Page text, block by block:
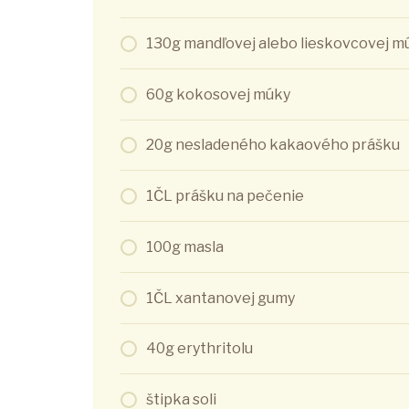
130g mandľovej alebo lieskovcovej
60g kokosovej múky
20g nesladeného kakaového prášku
1ČL prášku na pečenie
100g masla
1ČL xantanovej gumy
40g erythritolu
štipka soli